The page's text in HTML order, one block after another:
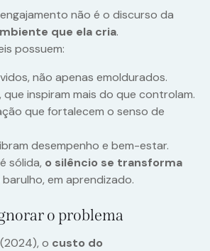
não é o discurso da
que ela cria.
possuem:
não apenas emoldurados.
que inspiram mais do que controlam.
que fortalecem o senso de
desempenho e bem-estar.
sólida, o silêncio se transforma
em aprendizado.
o problema
o custo do